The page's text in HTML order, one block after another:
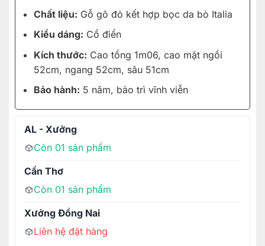
Chất liệu: Gỗ gõ đỏ kết hợp bọc da bò Italia
Kiểu dáng: Cổ điển
Kích thước: Cao tổng 1m06, cao mặt ngồi
52cm, ngang 52cm, sâu 51cm
Bảo hành: 5 năm, bảo trì vĩnh viễn
AL - Xưởng
Còn 01 sản phẩm
Cần Thơ
Còn 01 sản phẩm
Xưởng Đồng Nai
Liên hệ đặt hàng